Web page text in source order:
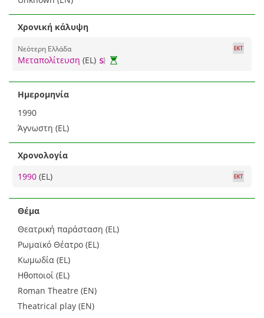
Χρονική κάλυψη
Νεότερη Ελλάδα
Μεταπολίτευση (EL)
Ημερομηνία
1990
Άγνωστη (EL)
Χρονολογία
1990 (EL)
Θέμα
Θεατρική παράσταση (EL)
Ρωμαϊκό Θέατρο (EL)
Κωμωδία (EL)
Ηθοποιοί (EL)
Roman Theatre (EN)
Theatrical play (EN)